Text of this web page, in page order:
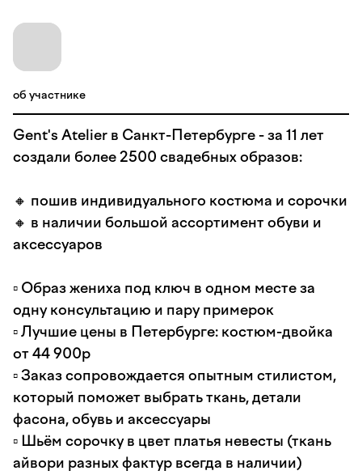
об участнике
Gent's Atelier в Санкт-Петербурге - за 11 лет
создали более 2500 свадебных образов:
🔸 пошив индивидуального костюма и сорочки
🔸 в наличии большой ассортимент обуви и
аксессуаров
▫️ Образ жениха под ключ в одном месте за
одну консультацию и пару примерок
▫️ Лучшие цены в Петербурге: костюм-двойка
от 44 900р
▫️ Заказ сопровождается опытным стилистом,
который поможет выбрать ткань, детали
фасона, обувь и аксессуары
▫️ Шьём сорочку в цвет платья невесты (ткань
айвори разных фактур всегда в наличии)